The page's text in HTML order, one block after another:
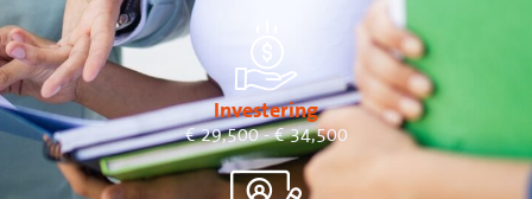
Investering
€ 29,500 - € 34,500